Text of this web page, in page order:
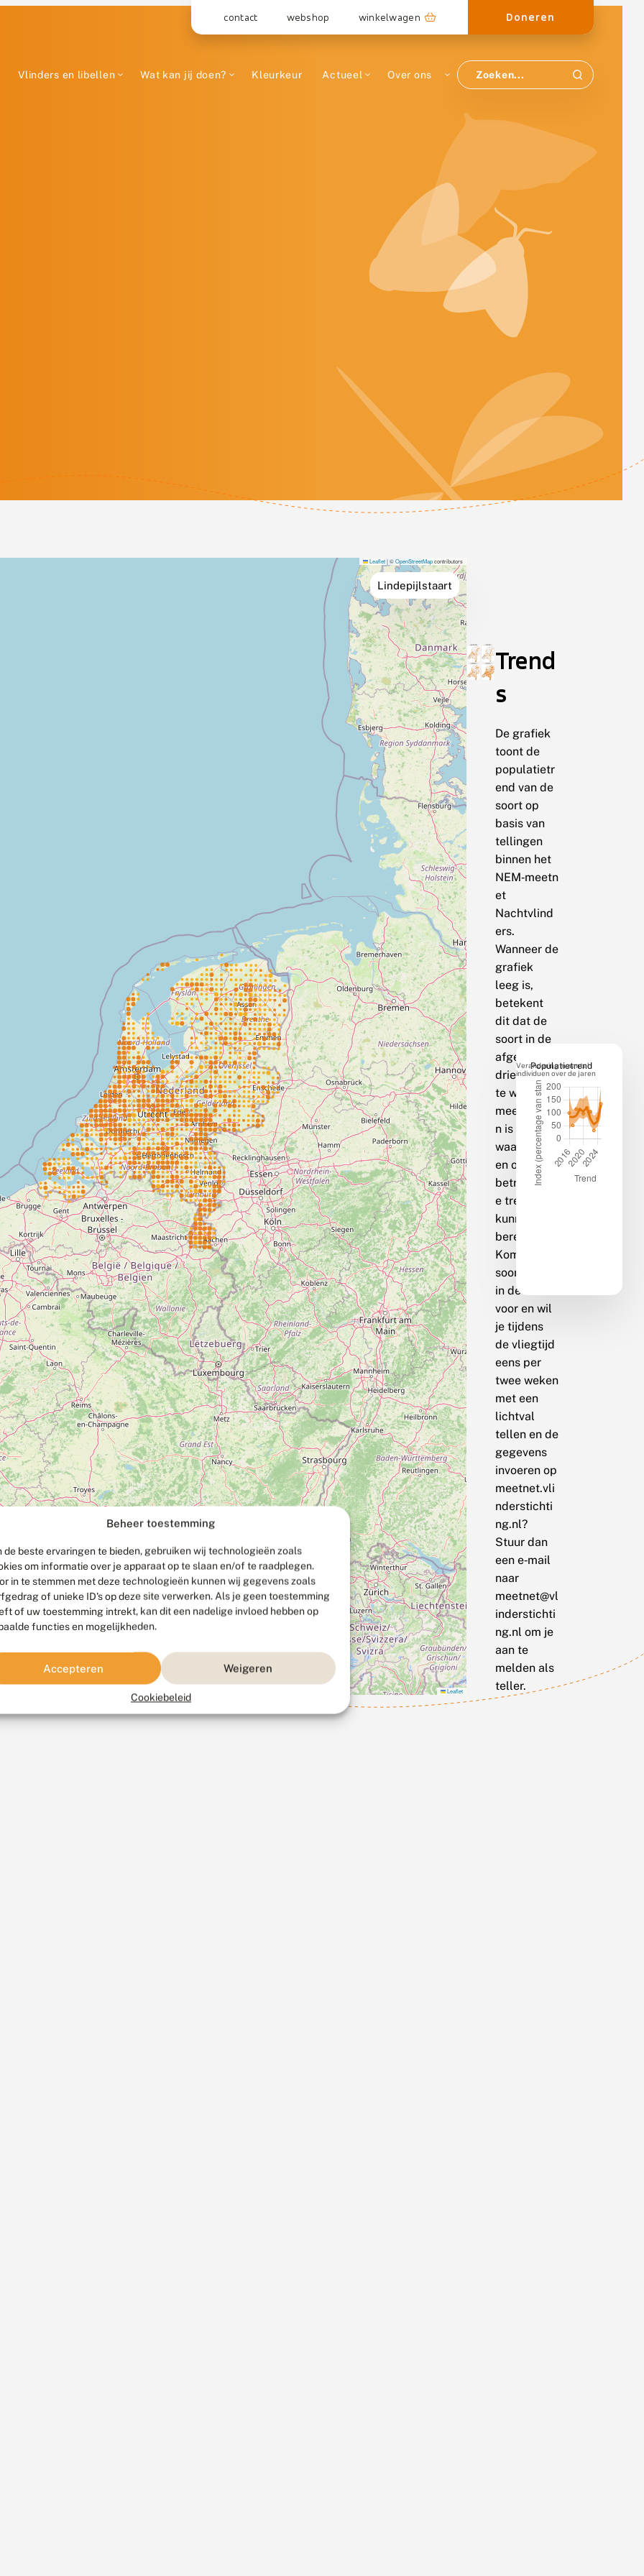
Beheer toestemming
de beste ervaringen te bieden, gebruiken wij technologieën zoals
om informatie over je apparaat op te slaan en/of te raadplegen.
in te stemmen met deze technologieën kunnen wij gegevens zoals
of unieke ID's op deze site verwerken. Als je geen toestemming
of uw toestemming intrekt, kan dit een nadelige invloed hebben op
functies en mogelijkheden.
Accepteren Weigeren
Cookiebeleid
contact webshop winkelwagen Doneren
Vlinders en libellen Wat kan jij doen? Kleurkeur Actueel Over ons
Lindepijlstaart
Leaflet|©OpenStreetMapcontributors
Leaflet
Trend
s
De grafiek
toont de
populatietr
end van de
soort op
basis van
tellingen
binnen het
NEM‑meetn
et
Nachtvlind
ers.
Wanneer de
grafiek
leeg is,
betekent
dit dat de
soort in de
afgelopen
drie jaar op
te weinig
meetpunte
n is
waargenom
en om een
betrouwbar
e trend te
kunnen
berekenen.
Komt de
soort bij jou
in de buurt
voor en wil
je tijdens
de vliegtijd
eens per
twee weken
met een
lichtval
tellen en de
gegevens
invoeren op
meetnet.vli
nderstichti
ng.nl?
Stuur dan
een e‑mail
naar
meetnet@vl
inderstichti
ng.nl om je
aan te
melden als
teller.
Populatietrend
Verandering in aantal
individuen over de jaren